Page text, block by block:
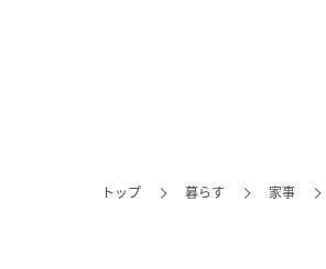
トップ 暮らす 家事